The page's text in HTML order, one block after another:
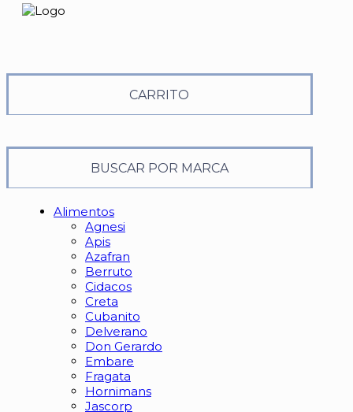
CARRITO
BUSCAR POR MARCA
Alimentos
Agnesi
Apis
Azafran
Berruto
Cidacos
Creta
Cubanito
Delverano
Don Gerardo
Embare
Fragata
Hornimans
Jascorp